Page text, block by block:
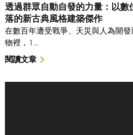
透過群眾自動自發的力量：以數
落的新古典風格建築傑作
在數百年遭受戰爭、天災與人為開
物裡，1…
閱讀文章